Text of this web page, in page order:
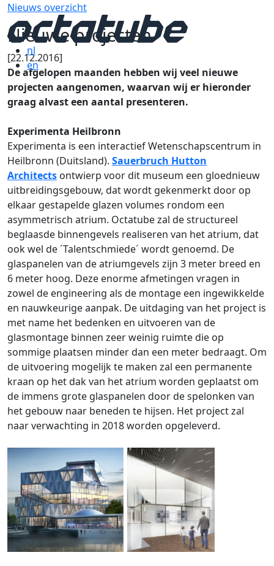
nl
en
Nieuws overzicht
Nieuwe projecten
[22.12.2016]
De afgelopen maanden hebben wij veel nieuwe
projecten aangenomen, waarvan wij er hieronder
graag alvast een aantal presenteren.
Experimenta Heilbronn
Experimenta is een interactief Wetenschapscentrum in
Heilbronn (Duitsland). Sauerbruch Hutton
Architects ontwierp voor dit museum een gloednieuw
uitbreidingsgebouw, dat wordt gekenmerkt door op
elkaar gestapelde glazen volumes rondom een
asymmetrisch atrium. Octatube zal de structureel
beglaasde binnengevels realiseren van het atrium, dat
ook wel de ´Talentschmiede´ wordt genoemd. De
glaspanelen van de atriumgevels zijn 3 meter breed en
6 meter hoog. Deze enorme afmetingen vragen in
zowel de engineering als de montage een ingewikkelde
en nauwkeurige aanpak. De uitdaging van het project is
met name het bedenken en uitvoeren van de
glasmontage binnen zeer weinig ruimte die op
sommige plaatsen minder dan een meter bedraagt. Om
de uitvoering mogelijk te maken zal een permanente
kraan op het dak van het atrium worden geplaatst om
de immens grote glaspanelen door de spelonken van
het gebouw naar beneden te hijsen. Het project zal
naar verwachting in 2018 worden opgeleverd.